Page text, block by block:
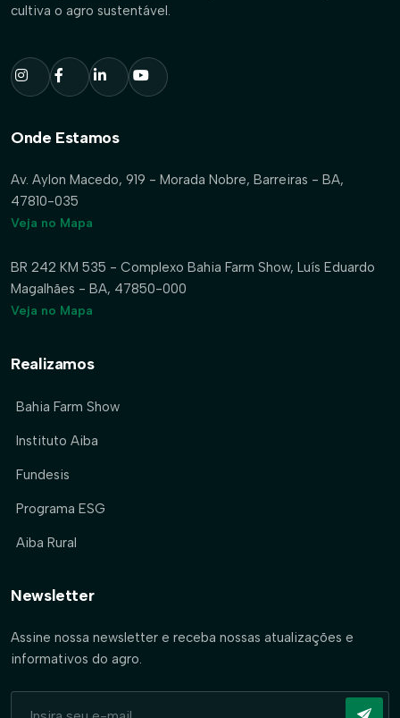
cultiva o agro sustentável.
Onde Estamos
Av. Aylon Macedo, 919 - Morada Nobre, Barreiras - BA,
47810-035
Veja no Mapa
BR 242 KM 535 - Complexo Bahia Farm Show, Luís Eduardo
Magalhães - BA, 47850-000
Veja no Mapa
Realizamos
Bahia Farm Show
Instituto Aiba
Fundesis
Programa ESG
Aiba Rural
Newsletter
Assine nossa newsletter e receba nossas atualizações e
informativos do agro.